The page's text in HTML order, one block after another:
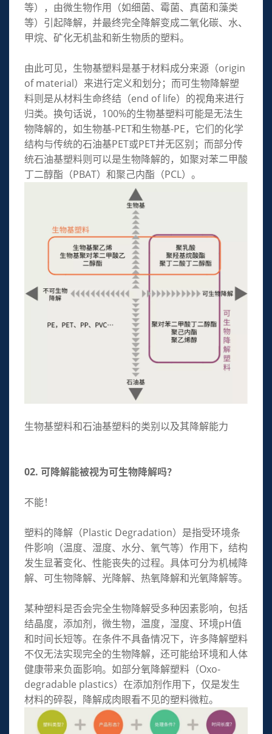
等），由微生物作用（如细菌、霉菌、真菌和藻类
等）引起降解，并最终完全降解变成二氧化碳、水、
甲烷、矿化无机盐和新生物质的塑料。
由此可见，生物基塑料是基于材料成分来源（origin
of material）来进行定义和划分；而可生物降解塑
料则是从材料生命终结（end of life）的视角来进行
归类。换句话说，100%的生物基塑料可能是无法生
物降解的，如生物基-PET和生物基-PE，它们的化学
结构与传统的石油基PET或PET并无区别；而部分传
统石油基塑料则可以是生物降解的，如聚对苯二甲酸
丁二醇酯（PBAT）和聚己内酯（PCL）。
生物基塑料和石油基塑料的类别以及其降解能力
02. 可降解能被视为可生物降解吗？
不能！
塑料的降解（Plastic Degradation）是指受环境条
件影响（温度、湿度、水分、氧气等）作用下，结构
发生显著变化、性能丧失的过程。具体可分为机械降
解、可生物降解、光降解、热氧降解和光氧降解等。
某种塑料是否会完全生物降解受多种因素影响，包括
结晶度，添加剂，微生物，温度，湿度、环境pH值
和时间长短等。在条件不具备情况下，许多降解塑料
不仅无法实现完全的生物降解，还可能给环境和人体
健康带来负面影响。如部分氧降解塑料（Oxo-
degradable plastics）在添加剂作用下，仅是发生
材料的碎裂，降解成肉眼看不见的塑料微粒。